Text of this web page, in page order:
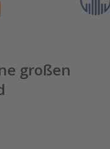
großen